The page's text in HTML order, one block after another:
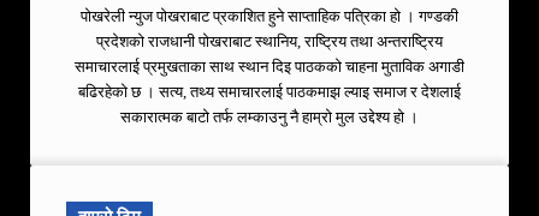
पोखरेली न्युज पोखराबाट प्रकाशित हुने साप्ताहिक पत्रिका हो । गण्डकी
प्रदेशको राजधानी पोखराबाट स्थानिय, राष्ट्रिय तथा अन्तराष्ट्रिय
समाचारलाई प्रमुखताका साथ स्थान दिइ पाठकको चाहना मुताविक अगाडी
बढिरहेको छ । सत्य, तथ्य समाचारलाई पाठकमाझ ल्याइ समाज र देशलाई
सकारात्मक बाटो तर्फ लम्काउनु नै हाम्रो मुल उद्देश्य हो ।